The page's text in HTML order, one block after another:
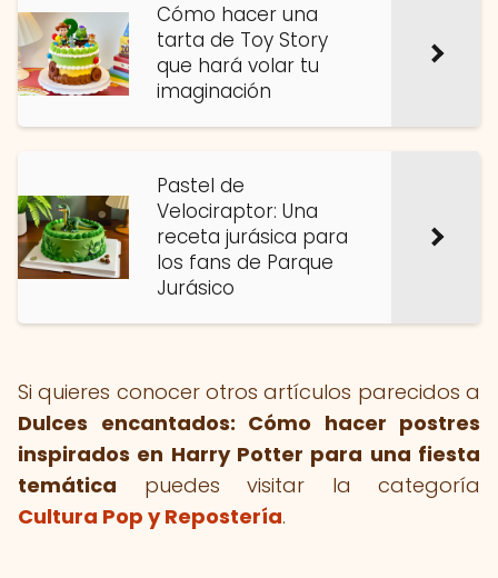
Cómo hacer una
tarta de Toy Story
que hará volar tu
imaginación
Pastel de
Velociraptor: Una
receta jurásica para
los fans de Parque
Jurásico
Si quieres conocer otros artículos parecidos a
Dulces encantados: Cómo hacer postres
inspirados en Harry Potter para una fiesta
temática puedes visitar la categoría
Cultura Pop y Repostería.